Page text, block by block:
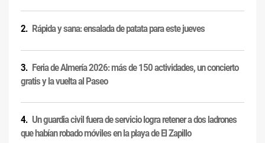
Rápida y sana: ensalada de patata para este jueves
Feria de Almería 2026: más de 150 actividades, un concierto
gratis y la vuelta al Paseo
Un guardia civil fuera de servicio logra retener a dos ladrones
que habían robado móviles en la playa de El Zapillo